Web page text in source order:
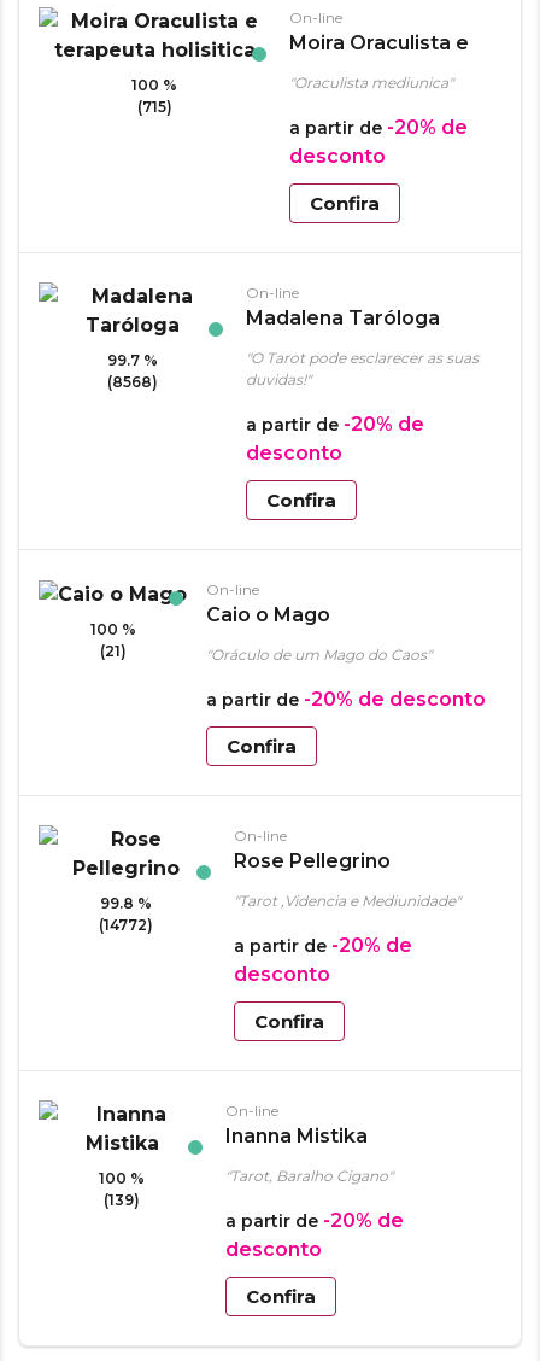
100 %
(715)
On-line
Moira Oraculista e
terapeuta holisitica
"Oraculista mediunica"
a partir de -20% de
desconto
Confira
99.7 %
(8568)
On-line
Madalena Taróloga
"O Tarot pode esclarecer as suas
duvidas!"
a partir de -20% de
desconto
Confira
100 %
(21)
On-line
Caio o Mago
"Oráculo de um Mago do Caos"
a partir de -20% de desconto
Confira
99.8 %
(14772)
On-line
Rose Pellegrino
"Tarot ,Videncia e Mediunidade"
a partir de -20% de
desconto
Confira
100 %
(139)
On-line
Inanna Mistika
"Tarot, Baralho Cigano"
a partir de -20% de
desconto
Confira